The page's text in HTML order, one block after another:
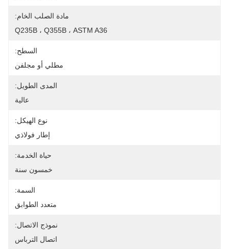
مادة الصلب الخام:
Q235B ، Q355B ، ASTM A36
السطح:
مطلي أو مجلفن
المدى الطويل:
عالية
نوع الهيكل:
إطار فولاذي
حياة الخدمة:
خمسون سنة
السمة:
متعدد الطوابق
نموذج الاتصال:
اتصال الترباس